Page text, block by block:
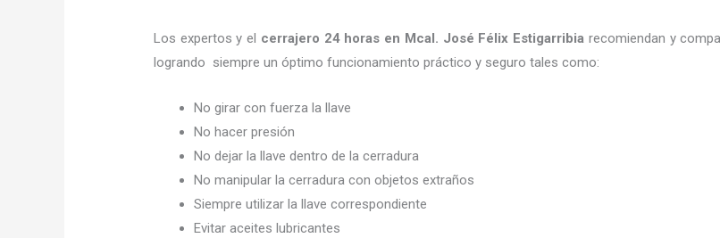
Los expertos y el cerrajero 24 horas en Mcal. José Félix Estigarribia recomiendan y
logrando siempre un óptimo funcionamiento práctico y seguro tales como:
No girar con fuerza la llave
No hacer presión
No dejar la llave dentro de la cerradura
No manipular la cerradura con objetos extraños
Siempre utilizar la llave correspondiente
Evitar aceites lubricantes